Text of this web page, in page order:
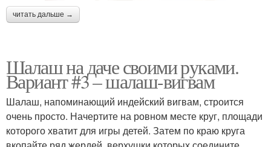
читать дальше →
Шалаш на даче своими руками.
Вариант #3 – шалаш-вигвам
Шалаш, напоминающий индейский вигвам, строится
очень просто. Начертите на ровном месте круг, площади
которого хватит для игры детей. Затем по краю круга